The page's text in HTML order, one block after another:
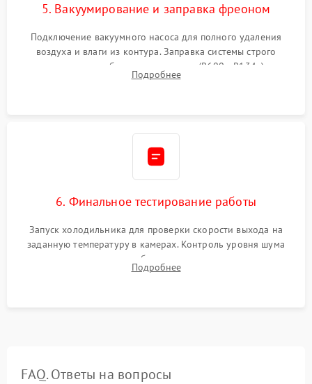
5. Вакуумирование и заправка фреоном
Подключение вакуумного насоса для полного удаления
воздуха и влаги из контура. Заправка системы строго
дозированным объемом хладагента (R600a, R134a) по
электронным весам. Контроль рабочего давления в системе.
Подробнее
6. Финальное тестирование работы
Запуск холодильника для проверки скорости выхода на
заданную температуру в камерах. Контроль уровня шума
компрессора, отсутствия обмерзания стенок и корректного
срабатывания системы автоматической оттайки.
Подробнее
FAQ. Ответы на вопросы